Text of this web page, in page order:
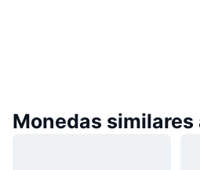
Monedas similares